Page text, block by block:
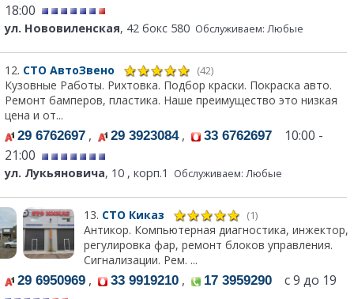
18:00
ул. Нововиленская, 42 бокс 580 Обслуживаем: Любые
12. СТО АвтоЗвено (42)
Кузовные Работы. Рихтовка. Подбор краски. Покраска авто.
Ремонт бамперов, пластика. Наше преимущество это низкая
цена и от...
29 6762697 , 29 3923084, 33 6762697 10:00 -
21:00
ул. Лукьяновича, 10 , корп.1 Обслуживаем: Любые
13. СТО Киказ (1)
Антикор. Компьютерная диагностика, инжектор,
регулировка фар, ремонт блоков управления.
Сигнализации. Рем. ...
29 6950969 , 33 9919210 , 17 3959290 с 9 до 19